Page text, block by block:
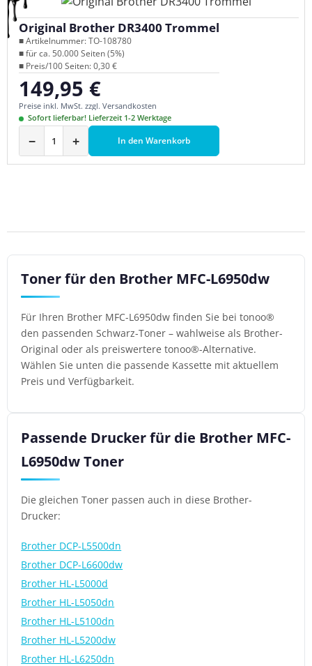
Original Brother DR3400 Trommel
■ Artikelnummer: TO-108780
■ für ca. 50.000 Seiten (5%)
■ Preis/100 Seiten: 0,30 €
Regulärer Preis:
149,95 €
Preise inkl. MwSt. zzgl. Versandkosten
Sofort lieferbar! Lieferzeit 1-2 Werktage
− + In den Warenkorb
Toner für den Brother MFC-L6950dw
Für Ihren Brother MFC-L6950dw finden Sie bei tonoo®
den passenden Schwarz-Toner – wahlweise als Brother-
Original oder als preiswertere tonoo®-Alternative.
Wählen Sie unten die passende Kassette mit aktuellem
Preis und Verfügbarkeit.
Passende Drucker für die Brother MFC-
L6950dw Toner
Die gleichen Toner passen auch in diese Brother-
Drucker:
Brother DCP-L5500dn
Brother DCP-L6600dw
Brother HL-L5000d
Brother HL-L5050dn
Brother HL-L5100dn
Brother HL-L5200dw
Brother HL-L6250dn